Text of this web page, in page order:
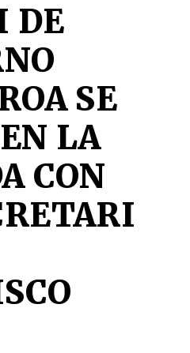
DE
SE
LA
CON